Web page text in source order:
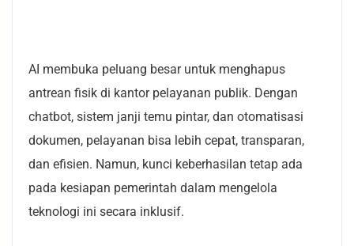
AI membuka peluang besar untuk menghapus
antrean fisik di kantor pelayanan publik. Dengan
chatbot, sistem janji temu pintar, dan otomatisasi
dokumen, pelayanan bisa lebih cepat, transparan,
dan efisien. Namun, kunci keberhasilan tetap ada
pada kesiapan pemerintah dalam mengelola
teknologi ini secara inklusif.